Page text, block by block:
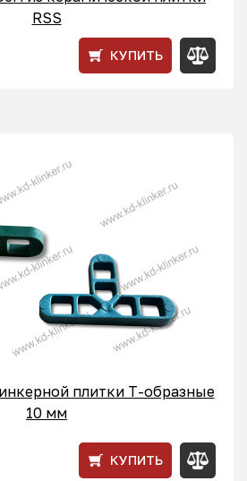
RSS
КУПИТЬ
плитки T-образные
10 мм
КУПИТЬ